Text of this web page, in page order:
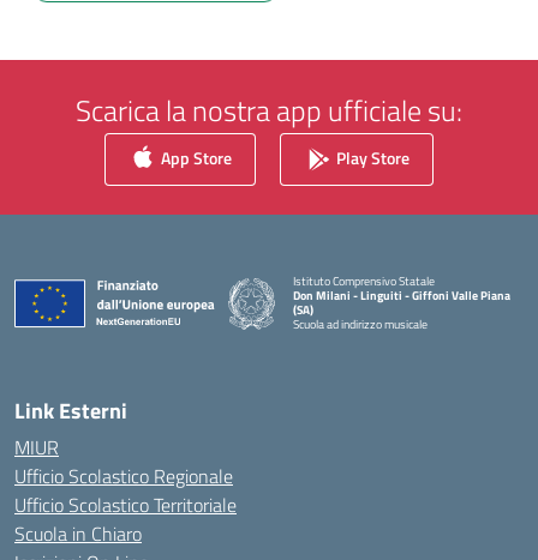
Scarica la nostra app ufficiale su:
App Store Play Store
Istituto Comprensivo Statale
Don Milani - Linguiti - Giffoni Valle Piana
(SA)
Scuola ad indirizzo musicale
Link Esterni
MIUR
Ufficio Scolastico Regionale
Ufficio Scolastico Territoriale
Scuola in Chiaro